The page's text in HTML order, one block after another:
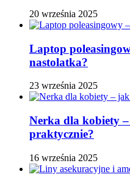
20 września 2025
Laptop
nastolatka?
23 września 2025
Nerka dla kobiety
praktycznie?
16 września 2025